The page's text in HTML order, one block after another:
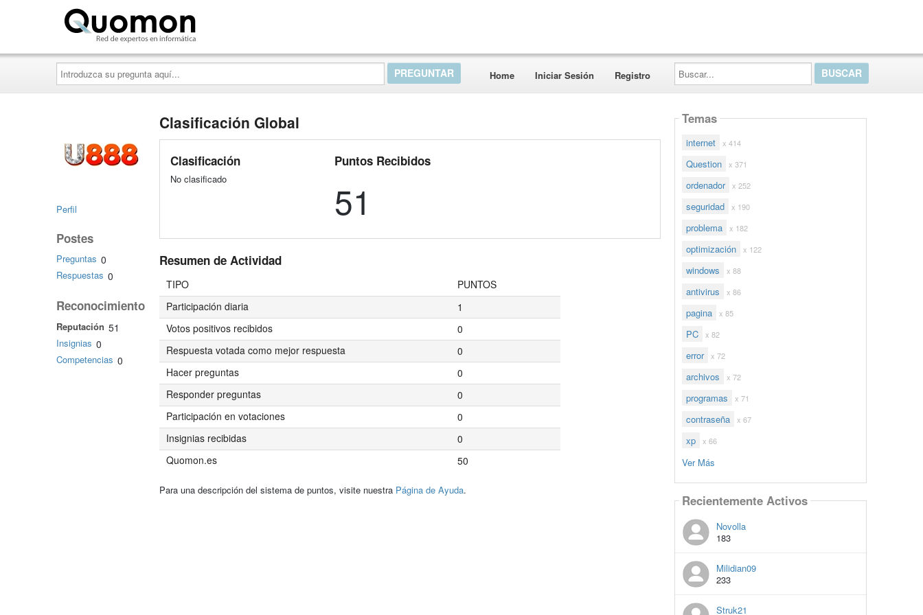
Introduzca
su
pregunta
aquí...
Home Iniciar Sesión Registro
Buscar...
Perfil
Postes
Preguntas 0
Respuestas 0
Reconocimiento
Reputación 51
Insignias 0
Competencias 0
Clasificación Global
Clasificación
No clasificado
Puntos Recibidos
51
Resumen de Actividad
TIPO
PUNTOS
Participación diaria
1
Votos positivos recibidos
0
Respuesta votada como mejor respuesta
0
Hacer preguntas
0
Responder preguntas
0
Participación en votaciones
0
Insignias recibidas
0
Quomon.es
50
Para una descripción del sistema de puntos, visite nuestra Página de Ayuda.
Temas
internet x 414
Question x 371
ordenador x 252
seguridad x 190
problema x 182
optimización x 122
windows x 88
antivirus x 86
pagina x 85
PC x 82
error x 72
archivos x 72
programas x 71
contraseña x 67
xp x 66
Ver Más
Recientemente Activos
Novolla
183
Milidian09
233
Struk21